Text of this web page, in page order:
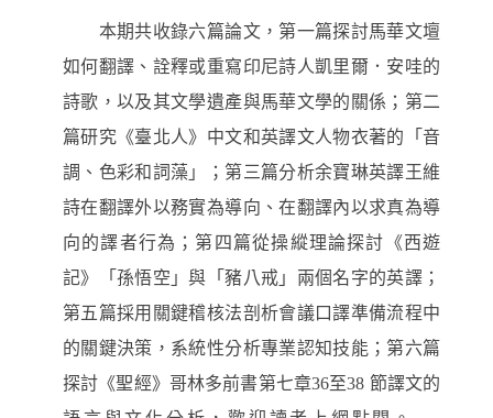
本期共收錄六篇論文，第一篇探討馬華文壇
如何翻譯、詮釋或重寫印尼詩人凱里爾．安哇的
詩歌，以及其文學遺產與馬華文學的關係；第二
篇研究《臺北人》中文和英譯文人物衣著的「音
調、色彩和詞藻」；第三篇分析余寶琳英譯王維
詩在翻譯外以務實為導向、在翻譯內以求真為導
向的譯者行為；第四篇從操縱理論探討《西遊
記》「孫悟空」與「豬八戒」兩個名字的英譯；
第五篇採用關鍵稽核法剖析會議口譯準備流程中
的關鍵決策，系統性分析專業認知技能；第六篇
探討《聖經》哥林多前書第七章36至38 節譯文的